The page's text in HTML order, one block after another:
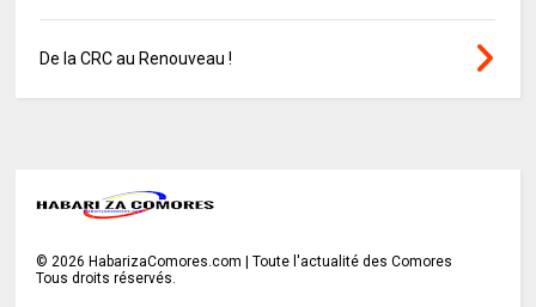
De la CRC au Renouveau !
©2026 HabarizaComores.com | Toute l'actualité des Comores
Tous droits réservés.